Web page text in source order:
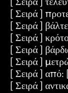
[ Σειρά ]
[ Σειρά ]
[ Σειρά ]
[ Σειρά ]
[ Σειρά ]
[ Σειρά ] από:
[ Σειρά ]